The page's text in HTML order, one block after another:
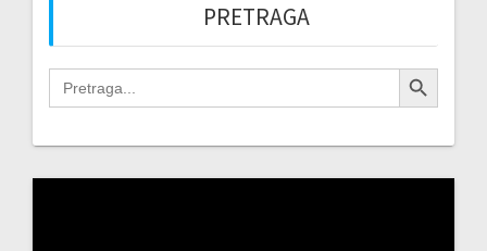
PRETRAGA
Search
for:
Search Button